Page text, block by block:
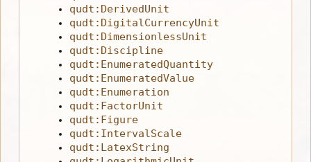
qudt:DerivedUnit
qudt:DigitalCurrencyUnit
qudt:DimensionlessUnit
qudt:Discipline
qudt:EnumeratedQuantity
qudt:EnumeratedValue
qudt:Enumeration
qudt:FactorUnit
qudt:Figure
qudt:IntervalScale
qudt:LatexString